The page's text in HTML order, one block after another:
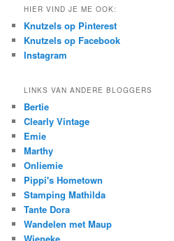
HIER VIND JE ME OOK:
Knutzels op Pinterest
Knutzels op Facebook
Instagram
LINKS VAN ANDERE BLOGGERS
Bertie
Clearly Vintage
Emie
Marthy
Onliemie
Pippi's Hometown
Stamping Mathilda
Tante Dora
Wandelen met Maup